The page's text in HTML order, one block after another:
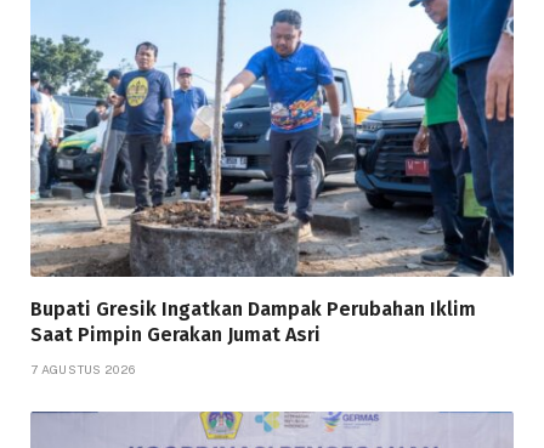
Bupati Gresik Ingatkan Dampak Perubahan Iklim
Saat Pimpin Gerakan Jumat Asri
7 AGUSTUS 2026